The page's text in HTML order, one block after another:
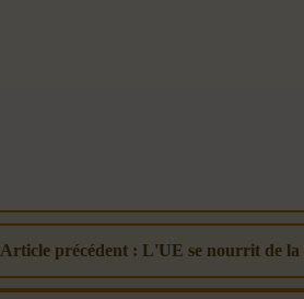
Article précédent : L'UE se nourrit de